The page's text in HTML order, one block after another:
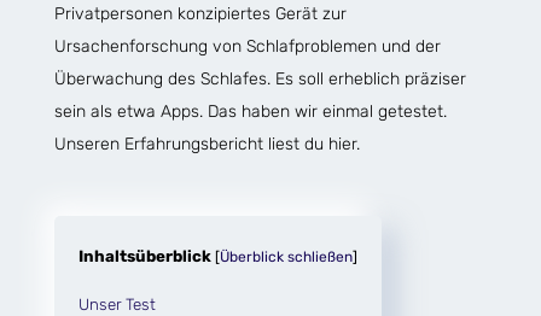
Privatpersonen konzipiertes Gerät zur
Ursachenforschung von Schlafproblemen und der
Überwachung des Schlafes. Es soll erheblich präziser
sein als etwa Apps. Das haben wir einmal getestet.
Unseren Erfahrungsbericht liest du hier.
Inhaltsüberblick [Überblick schließen]
Unser Test